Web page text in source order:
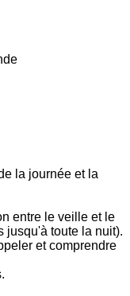
la journée et la
entre le veille et le
jusqu'à toute la nuit).
et comprendre